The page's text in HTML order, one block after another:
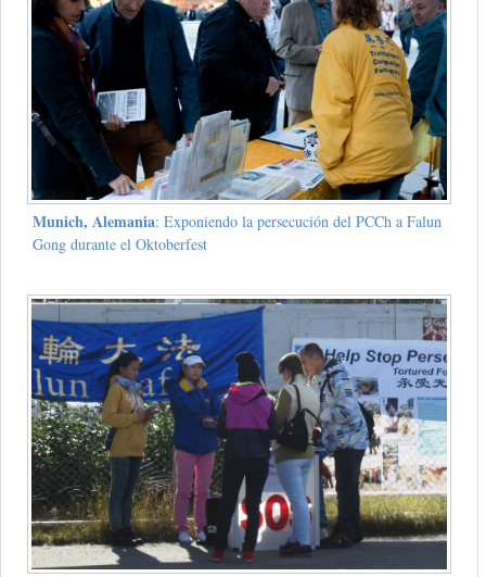
Munich, Alemania: Exponiendo la persecución del PCCh a Falun
Gong durante el Oktoberfest